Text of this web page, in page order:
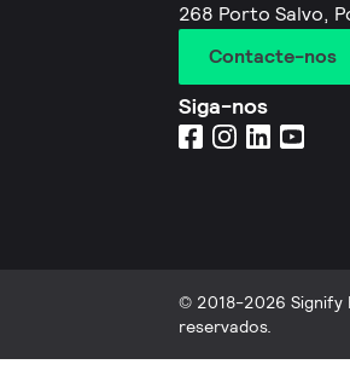
268 Porto Salvo,
Contacte-nos
Siga-nos
© 2018-2026 Signify
reservados.